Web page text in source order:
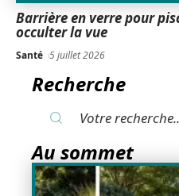
Barrière en verre pour
occulter la vue
Santé 5 juillet 2026
Recherche
Au sommet